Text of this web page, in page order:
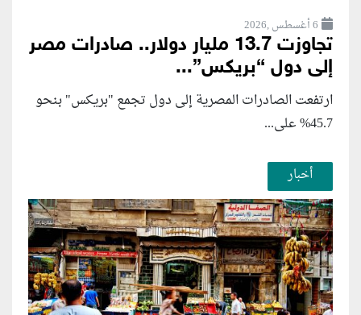
6 أغسطس ,2026
تجاوزت 13.7 مليار دولار.. صادرات مصر
إلى دول “بريكس”...
ارتفعت الصادرات المصرية إلى دول تجمع "بريكس" بنحو
45.7% على...
أخبار